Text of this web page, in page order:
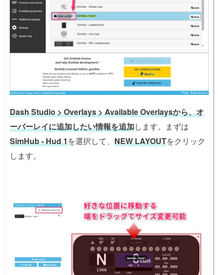
Dash Studio > Overlays > Available Overlaysから、オ
ーバーレイに追加したい情報を追加します。まずは
SimHub - Hud 1を選択して、 NEW LAYOUTをクリック
します。